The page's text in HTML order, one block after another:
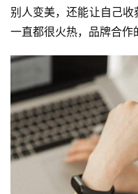
别人变美，还能让自己
一直都很火热，品牌合作